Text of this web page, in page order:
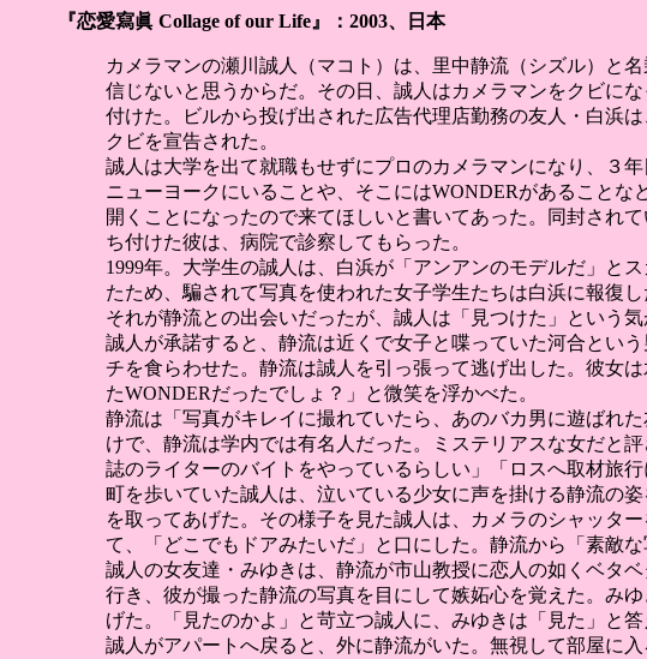
『恋愛寫眞 Collage of our Life』：2003、日本
カメラマンの瀬川誠人（マコト）は、里中静流（シズル）と
信じないと思うからだ。その日、誠人はカメラマンをクビに
付けた。ビルから投げ出された広告代理店勤務の友人・白浜
クビを宣告された。
誠人は大学を出て就職もせずにプロのカメラマンになり、３
ニューヨークにいることや、そこにはWONDERがあること
開くことになったので来てほしいと書いてあった。同封され
ち付けた彼は、病院で診察してもらった。
1999年。大学生の誠人は、白浜が「アンアンのモデルだ」と
たため、騙されて写真を使われた女子学生たちは白浜に報復
それが静流との出会いだったが、誠人は「見つけた」という気
誠人が承諾すると、静流は近くで女子と喋っていた河合とい
チを食らわせた。静流は誠人を引っ張って逃げ出した。彼女
たWONDERだったでしょ？」と微笑を浮かべた。
静流は「写真がキレイに撮れていたら、あのバカ男に遊ばれ
けで、静流は学内では有名人だった。ミステリアスな女だと
誌のライターのバイトをやっているらしい」「ロスへ取材旅
町を歩いていた誠人は、泣いている少女に声を掛ける静流の
を取ってあげた。その様子を見た誠人は、カメラのシャッタ
て、「どこでもドアみたいだ」と口にした。静流から「素敵
誠人の女友達・みゆきは、静流が市山教授に恋人の如くベタ
行き、彼が撮った静流の写真を目にして嫉妬心を覚えた。み
げた。「見たのかよ」と苛立つ誠人に、みゆきは「見た」と答
誠人がアパートへ戻ると、外に静流がいた。無視して部屋に